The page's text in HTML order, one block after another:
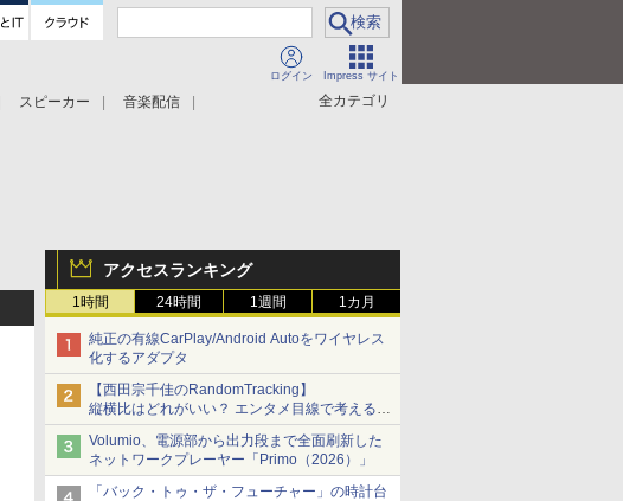
ログイン Impress サイト
全カテゴリ
スピーカー
音楽配信
アクセスランキング
1時間 24時間 1週間 1カ月
純正の有線CarPlay/Android Autoをワイヤレス
化するアダプタ
【西田宗千佳のRandomTracking】
縦横比はどれがいい？ エンタメ目線で考える、
サムスン新「Galaxy Z Fold」
Volumio、電源部から出力段まで全面刷新した
ネットワークプレーヤー「Primo（2026）」
「バック・トゥ・ザ・フューチャー」の時計台